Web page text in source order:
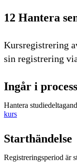
12 Hantera
Kursregistrering
sin registrering
Ingår i process
Hantera
kurs
Starthändelse
Registreringsperiod är